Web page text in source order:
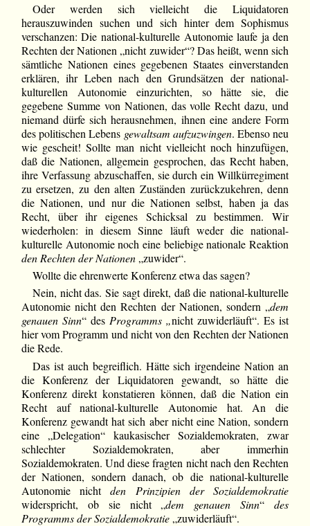
Oder werden sich vielleicht die Liquidatoren
herauszuwinden suchen und sich hinter dem Sophismus
verschanzen: Die national-kulturelle Autonomie laufe ja den
Rechten der Nationen „nicht zuwider“? Das heißt, wenn sich
sämtliche Nationen eines gegebenen Staates einverstanden
erklären, ihr Leben nach den Grundsätzen der national-
kulturellen Autonomie einzurichten, so hätte sie, die
gegebene Summe von Nationen, das volle Recht dazu, und
niemand dürfe sich herausnehmen, ihnen eine andere Form
des politischen Lebens gewaltsam aufzuzwingen. Ebenso neu
wie gescheit! Sollte man nicht vielleicht noch hinzufügen,
daß die Nationen, allgemein gesprochen, das Recht haben,
ihre Verfassung abzuschaffen, sie durch ein Willkürregiment
zu ersetzen, zu den alten Zuständen zurückzukehren, denn
die Nationen, und nur die Nationen selbst, haben ja das
Recht, über ihr eigenes Schicksal zu bestimmen. Wir
wiederholen: in diesem Sinne läuft weder die national-
kulturelle Autonomie noch eine beliebige nationale Reaktion
den Rechten der Nationen„zuwider“.
Wollte die ehrenwerte Konferenz etwa das sagen?
Nein, nicht das. Sie sagt direkt, daß die national-kulturelle
Autonomie nicht den Rechten der Nationen, sondern „dem
genauen Sinn“ des Programms „nicht zuwiderläuft“. Es ist
hier vom Programm und nicht von den Rechten der Nationen
die Rede.
Das ist auch begreiflich. Hätte sich irgendeine Nation an
die Konferenz der Liquidatoren gewandt, so hätte die
Konferenz direkt konstatieren können, daß die Nation ein
Recht auf national-kulturelle Autonomie hat. An die
Konferenz gewandt hat sich aber nicht eine Nation, sondern
eine „Delegation“ kaukasischer Sozialdemokraten, zwar
schlechter Sozialdemokraten, aber immerhin
Sozialdemokraten. Und diese fragten nicht nach den Rechten
der Nationen, sondern danach, ob die national-kulturelle
Autonomie nichtden Prinzipien der Sozialdemokratie
widerspricht, ob sie nicht „dem genauen Sinn“des
Programms der Sozialdemokratie„zuwiderläuft“.